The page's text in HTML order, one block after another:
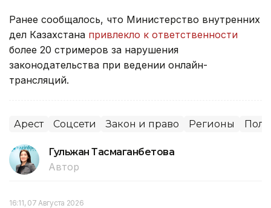
Ранее сообщалось, что Министерство внутренних
дел Казахстана привлекло к ответственности
более 20 стримеров за нарушения
законодательства при ведении онлайн-
трансляций.
Арест Соцсети Закон и право Регионы
Гульжан Тасмаганбетова
Автор
16:11, 07 Августа 2026